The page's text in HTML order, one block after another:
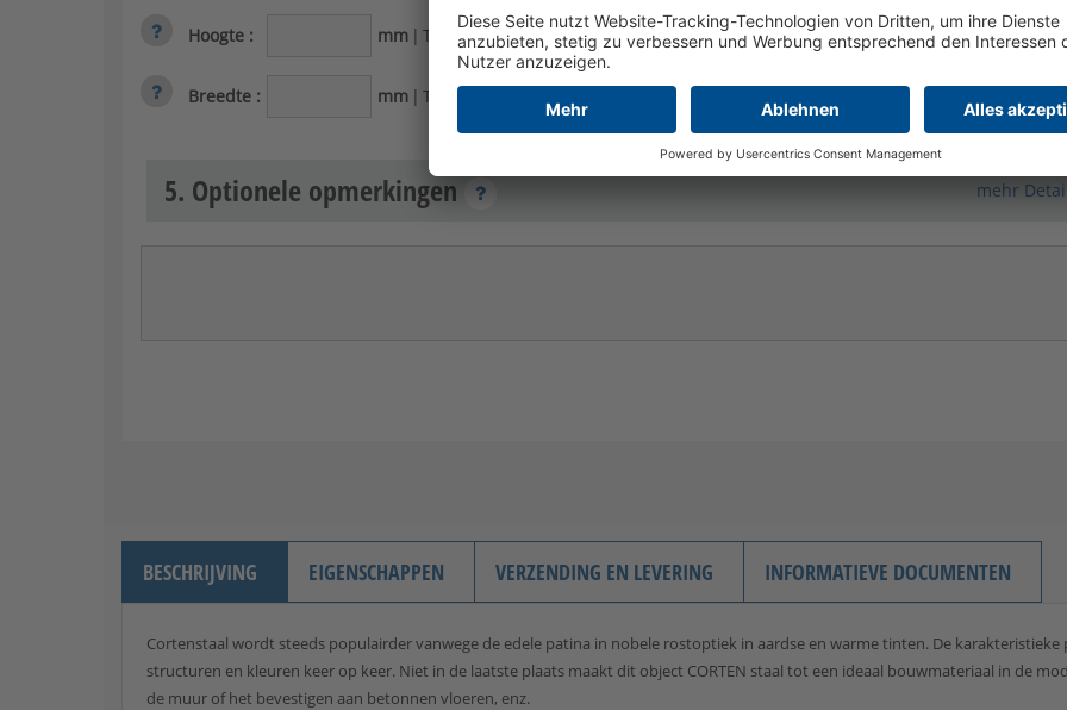
Hoogte : mm | Toelaatbaar bereik: 1400 - 2880
Breedte : mm | Toelaatbaar bereik: 450 - 1200
5. Optionele opmerkingen mehr
BESCHRIJVING EIGENSCHAPPEN VERZENDING EN LEVERING INFORMATIEVE DOCUMENTEN
Cortenstaal wordt steeds populairder vanwege de edele patina in nobele rostoptiek in aardse en warme tinten. De
structuren en kleuren keer op keer. Niet in de laatste plaats maakt dit object CORTEN staal tot een ideaal bouwmateriaal in de
de muur of het bevestigen aan betonnen vloeren, enz.